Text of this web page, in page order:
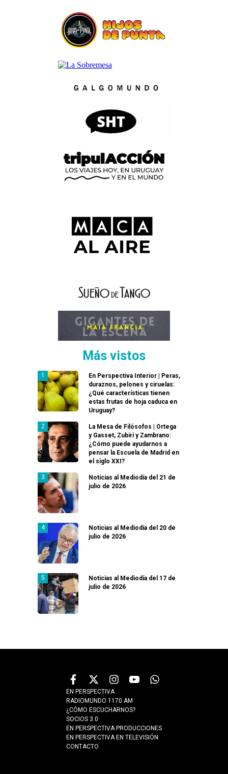
Más vistos
En Perspectiva Interior | Peras,
duraznos, pelones y ciruelas:
¿Qué características tienen
estas frutas de hoja caduca en
Uruguay?
La Mesa de Filósofos | Ortega
y Gasset, Zubiri y Zambrano:
¿Cómo puede ayudarnos a
pensar la Escuela de Madrid en
el siglo XXI?
Noticias al Mediodía del 21 de
julio de 2026
Noticias al Mediodía del 20 de
julio de 2026
Noticias al Mediodía del 17 de
julio de 2026
EN PERSPECTIVA
RADIOMUNDO 1170 AM
¿CÓMO ESCUCHARNOS?
SOCIOS 3.0
EN PERSPECTIVA PRODUCCIONES
EN PERSPECTIVA EN TELEVISIÓN
CONTACTO